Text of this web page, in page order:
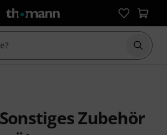
Suche
Zubehör